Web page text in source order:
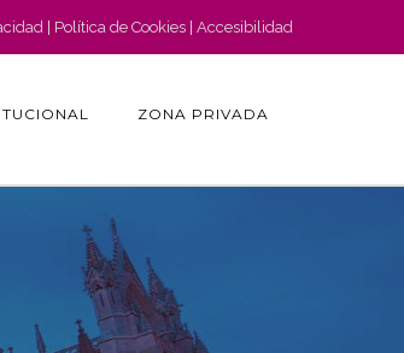
Política de Cookies Accesibilidad
ZONA PRIVADA